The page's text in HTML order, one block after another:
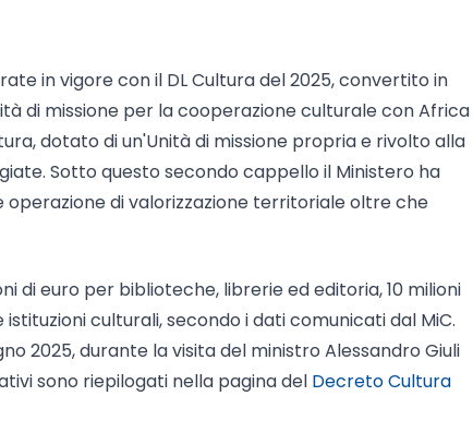
in vigore con il DL Cultura del 2025, convertito in
di missione per la cooperazione culturale con Africa
dotato di un'Unità di missione propria e rivolto alla
Sotto questo secondo cappello il Ministero ha
di valorizzazione territoriale oltre che
di euro per biblioteche, librerie ed editoria, 10 milioni
culturali, secondo i dati comunicati dal MiC.
2025, durante la visita del ministro Alessandro Giuli
sono riepilogati nella pagina del Decreto Cultura